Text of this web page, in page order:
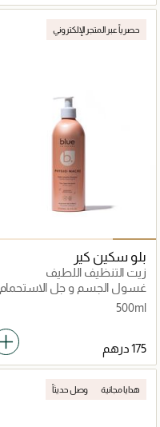
حصرياً عبر المتجر الإلكتروني
بلو سكين كير
زيت التنظيف اللطيف
غسول الجسم و جل الاستحمام
500ml
هدايا مجانية وصل حديثاً